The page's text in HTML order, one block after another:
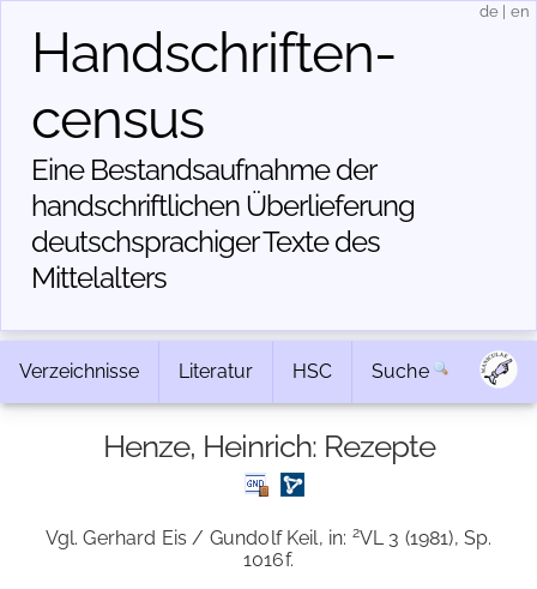
Handschriften­
census
Eine Bestandsaufnahme der
handschriftlichen Über­lieferung
deutschsprachiger Texte des
Mittelalters
de en
Verzeichnisse Literatur HSC Suche
Henze, Heinrich: Rezepte
Vgl. Gerhard Eis / Gundolf Keil, in: 2VL 3 (1981), Sp.
1016f.